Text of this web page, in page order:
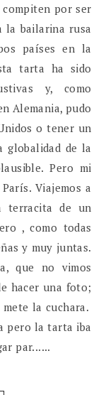
por ser
la bailarina rusa
países en la
tarta ha sido
y, como
Alemania, pudo
o tener un
globalidad de la
Pero mi
Viajemos a
terracita de un
, como todas
y muy juntas.
que no vimos
hacer una foto;
la cuchara.
pero la tarta iba
par......